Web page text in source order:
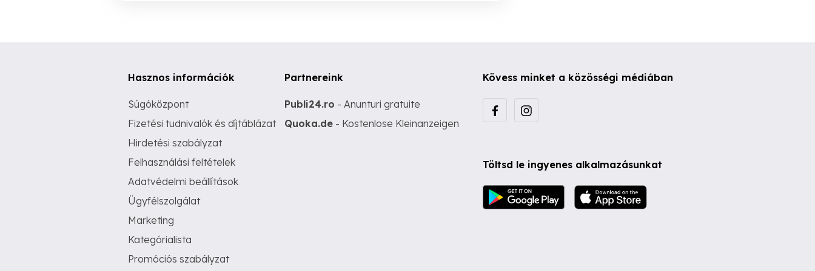
Hasznos információk
Súgóközpont
Fizetési tudnivalók és díjtáblázat
Hirdetési szabályzat
Felhasználási feltételek
Adatvédelmi beállítások
Ügyfélszolgálat
Marketing
Kategórialista
Promóciós szabályzat
Partnereink
Publi24.ro - Anunturi gratuite
Quoka.de - Kostenlose Kleinanzeigen
Kövess minket a közösségi médiában
Töltsd le ingyenes alkalmazásunkat